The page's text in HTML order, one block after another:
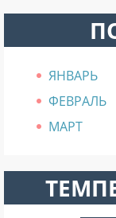
ЯНВАРЬ
ФЕВРАЛЬ
МАРТ